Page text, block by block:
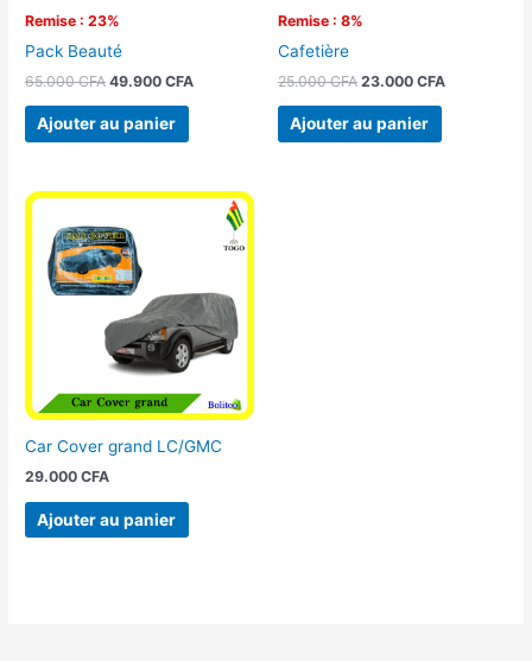
Remise : 23%
Pack Beauté
65.000CFA 49.900CFA
Ajouter au panier
Remise : 8%
Cafetière
25.000CFA 23.000 CFA
Ajouter au panier
Car Cover grand LC/GMC
29.000CFA
Ajouter au panier